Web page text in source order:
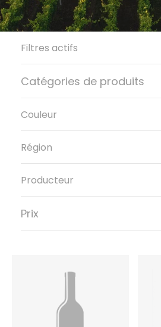
Filtres actifs
Catégories de produits
Couleur
Région
Producteur
Prix